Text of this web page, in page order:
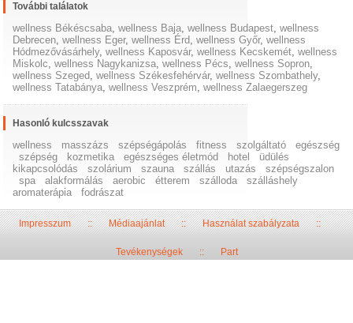
További találatok
wellness Békéscsaba,wellness Baja,wellness Budapest,wellness
Debrecen,wellness Eger,wellness Érd,wellness Győr,wellness
Hódmezővásárhely,wellness Kaposvár,wellness Kecskemét,wellness
Miskolc,wellness Nagykanizsa,wellness Pécs,wellness Sopron,
wellness Szeged,wellness Székesfehérvár,wellness Szombathely,
wellness Tatabánya,wellness Veszprém,wellness Zalaegerszeg
Hasonló kulcsszavak
wellness masszázs szépségápolás fitness szolgáltató
egészség
szépség
kozmetika egészséges életmód hotel
üdülés
kikapcsolódás
szolárium szauna szállás utazás
szépségszalon
spa
alakformálás aerobic étterem szálloda
szálláshely
aromaterápia
fodrászat
Impresszum::Médiaajánlat::Használat szabályzata::
Tevékenységek:: Part